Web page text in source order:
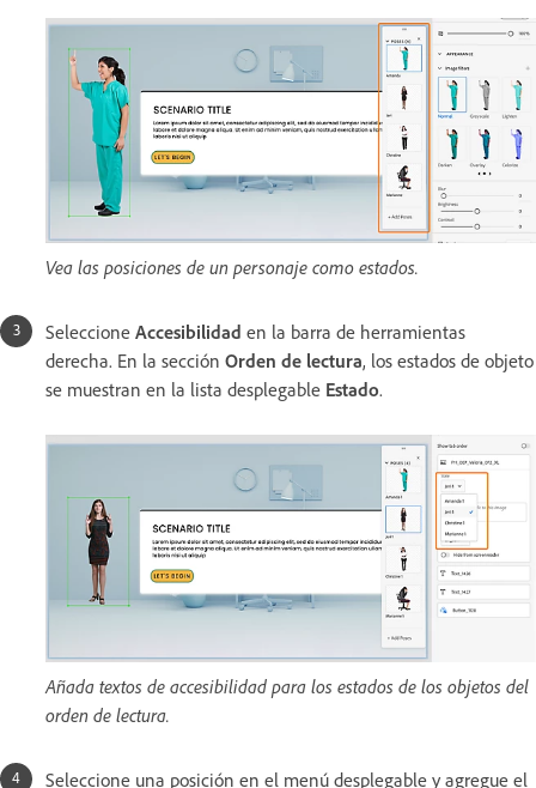
Vea las posiciones de un personaje como estados.
Seleccione Accesibilidad en la barra de herramientas
derecha. En la sección Orden de lectura, los estados de objeto
se muestran en la lista desplegable Estado.
Añada textos de accesibilidad para los estados de los objetos del
orden de lectura.
Seleccione una posición en el menú desplegable y agregue el